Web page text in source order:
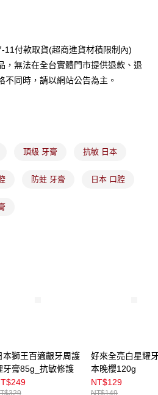
大哥大用戶可立即使用無須另外申請。
金額請依後續交易確認頁面所載為準。
認交易或遇審核未通過，訂單將自動取
，表示未達大哥付你分期系統評分，恕無
哥付你分期」於每月結算日後寄送繳費提
擇「超商條碼／台灣大直營門市／銀行轉
等通路繳費。
限公司」（以下簡稱本公司）所提供，讓
以上)免運費
11付款取貨(超商進貨材積限制內)
，無法在全台實體門市提供退款、退
同時，請以網站公告為主。
頂級 牙膏 抗敏 日本
防蛀 牙膏 日本 口腔
本獅王百適齦牙周護
牙膏85g_抗敏修護
好來全亮白星耀
本晚櫻120g
NT$129
NT$149